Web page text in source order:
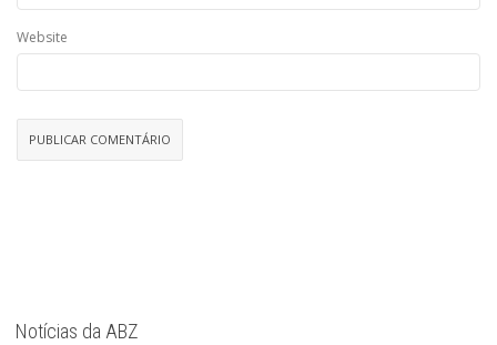
Website
Notícias da ABZ